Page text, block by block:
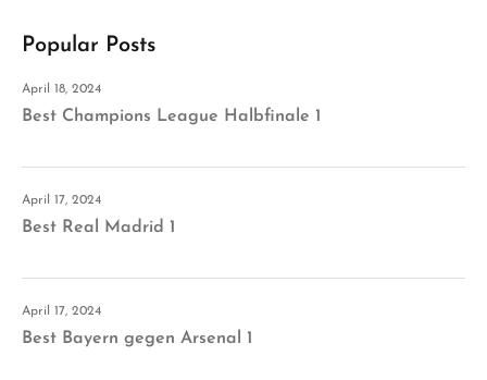
Popular Posts
April 18, 2024
Best Champions League Halbfinale 1
April 17, 2024
Best Real Madrid 1
April 17, 2024
Best Bayern gegen Arsenal 1